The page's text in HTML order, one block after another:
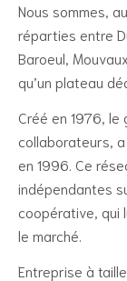
Nous sommes,
réparties entre
Baroeul,
qu’un plateau
Créé en 1976,
collaborateurs, a
en 1996. Ce
indépendantes
coopérative, qui
le marché.
Entreprise à